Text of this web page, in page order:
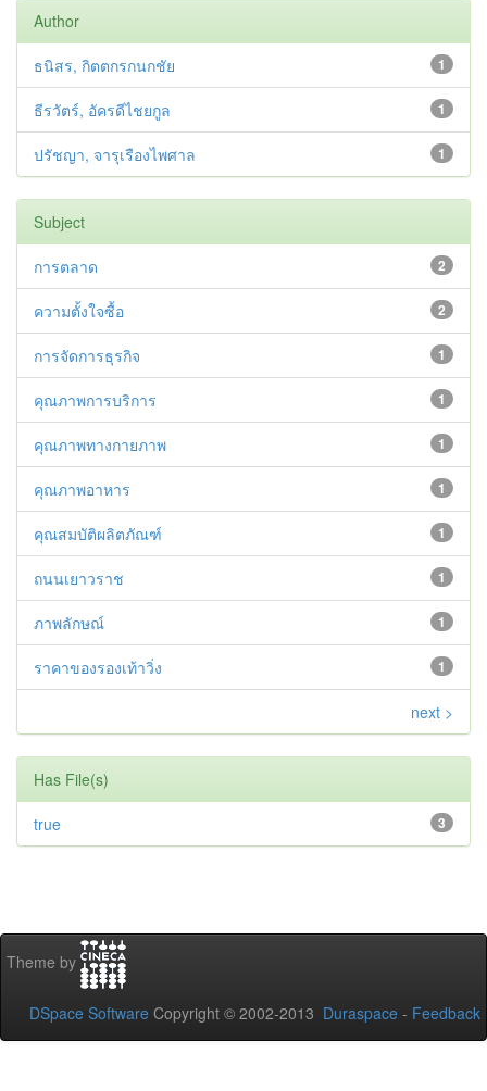
Author
1
ธนิสร, กิตตกรกนกชัย
1
ธีรวัตร์, อัครดีไชยกูล
1
ปรัชญา, จารุเรืองไพศาล
Subject
2
การตลาด
2
ความตั้งใจซื้อ
1
การจัดการธุรกิจ
1
คุณภาพการบริการ
1
คุณภาพทางกายภาพ
1
คุณภาพอาหาร
1
คุณสมบัติผลิตภัณฑ์
1
ถนนเยาวราช
1
ภาพลักษณ์
1
ราคาของรองเท้าวิ่ง
next >
Has File(s)
3
true
Theme by
DSpace Software Copyright © 2002-2013 Duraspace - Feedback